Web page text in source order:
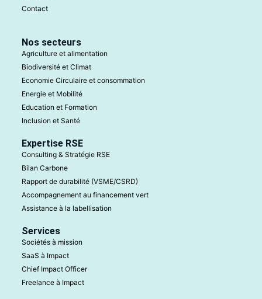
Contact
Nos secteurs
Agriculture et alimentation
Biodiversité et Climat
Economie Circulaire et consommation
Energie et Mobilité
Education et Formation
Inclusion et Santé
Expertise RSE
Consulting & Stratégie RSE
Bilan Carbone
Rapport de durabilité (VSME/CSRD)
Accompagnement au financement vert
Assistance à la labellisation
Services
Sociétés à mission
SaaS à Impact
Chief Impact Officer
Freelance à Impact